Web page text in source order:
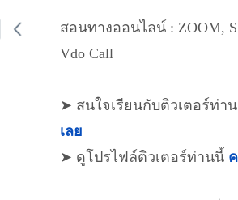
สอนทางออนไลน์ : ZOOM,
Vdo Call
➤ สนใจเรียนกับติวเตอร์ท่า
เลย
➤ ดูโปรไฟล์ติวเตอร์ท่านนี้